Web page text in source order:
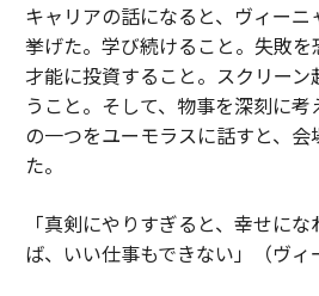
キャリアの話になると、ヴィー
挙げた。学び続けること。失敗
才能に投資すること。スクリー
うこと。そして、物事を深刻に
の一つをユーモラスに話すと、
た。
「真剣にやりすぎると、幸せに
ば、いい仕事もできない」（ヴィ